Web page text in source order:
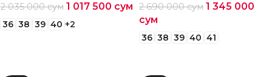
2 035 000сум 1 017 500 сум
36 38 39 40 +2
2 690 000сум 1 345 000
сум
36 38 39 40 41